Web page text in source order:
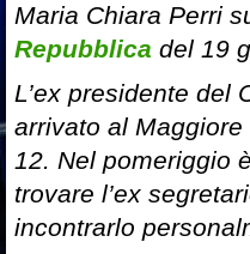
Maria Chiara Perri
Repubblica del 19
L’ex presidente del
arrivato al Maggiore
12. Nel pomeriggio
trovare l’ex
incontrarlo